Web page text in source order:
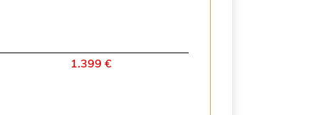
1.399 €